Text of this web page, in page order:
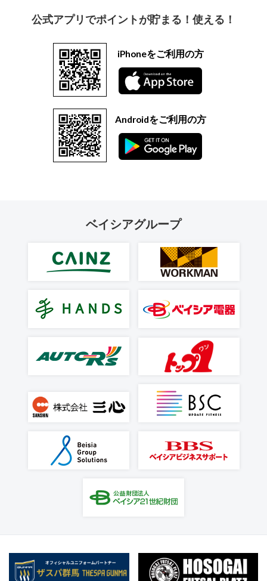
公式アプリでポイントが貯まる！使える！
iPhoneをご利用の方
Androidをご利用の方
ベイシアグループ